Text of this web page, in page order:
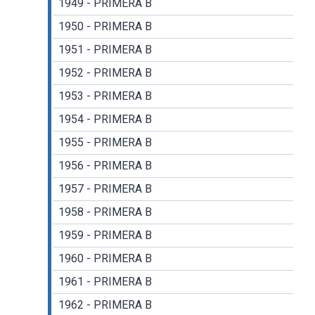
1949 - PRIMERA B
1950 - PRIMERA B
1951 - PRIMERA B
1952 - PRIMERA B
1953 - PRIMERA B
1954 - PRIMERA B
1955 - PRIMERA B
1956 - PRIMERA B
1957 - PRIMERA B
1958 - PRIMERA B
1959 - PRIMERA B
1960 - PRIMERA B
1961 - PRIMERA B
1962 - PRIMERA B